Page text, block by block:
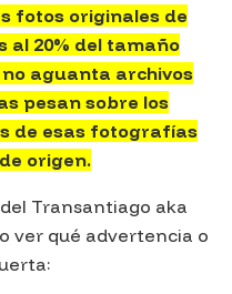
fotos originales de
al 20% del tamaño
aguanta archivos
pesan sobre los
de esas fotografías
origen.
Transantiago aka
ver qué advertencia o